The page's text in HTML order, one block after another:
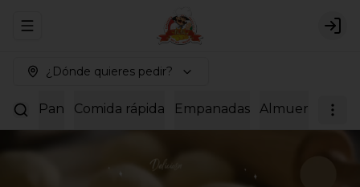
Abrir menu de navegación
¿Dónde quieres pedir?
Pan Comida rápida Empanadas Almuerzos